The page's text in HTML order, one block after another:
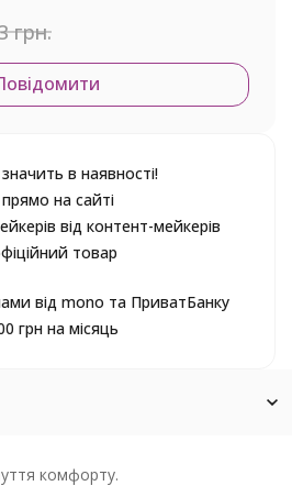
грн.
в наявності!
на сайті
від контент-мейкерів
товар
від mono та ПриватБанку
грн на місяць
комфорту.